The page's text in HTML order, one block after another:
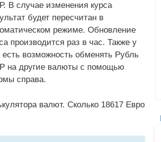
В случае изменения курса
будет пересчитан в
режиме. Обновление
производится раз в час. Также у
есть возможность обменять Рубль
на другие валюты с помощью
справа.
валют. Сколько 18617 Евро